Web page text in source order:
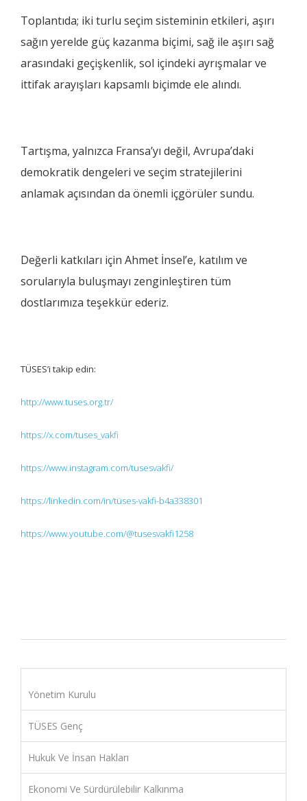
Toplantıda; iki turlu seçim sisteminin etkileri, aşırı
sağın yerelde güç kazanma biçimi, sağ ile aşırı sağ
arasındaki geçişkenlik, sol içindeki ayrışmalar ve
ittifak arayışları kapsamlı biçimde ele alındı.
Tartışma, yalnızca Fransa’yı değil, Avrupa’daki
demokratik dengeleri ve seçim stratejilerini
anlamak açısından da önemli içgörüler sundu.
Değerli katkıları için Ahmet İnsel’e, katılım ve
sorularıyla buluşmayı zenginleştiren tüm
dostlarımıza teşekkür ederiz.
TÜSES’i takip edin:
http://www.tuses.org.tr/
https://x.com/tuses_vakfi
https://www.instagram.com/tusesvakfi/
https://linkedin.com/in/tüses-vakfi-b4a338301
https://www.youtube.com/@tusesvakfi1258
Yönetim Kurulu
TÜSES Genç
Hukuk Ve İnsan Hakları
Ekonomi Ve Sürdürülebilir Kalkınma